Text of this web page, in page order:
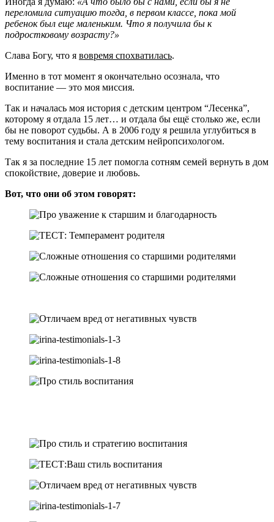
переломила ситуацию тогда, в первом классе, пока мой
ребенок был еще маленьким. Что я получила бы к
подростковому возрасту?»
Слава Богу, что я вовремя спохватилась.
Именно в тот момент я окончательно осознала, что
воспитание — это моя миссия.
Так и началась моя история с детским центром “Лесенка”,
которому я отдала 15 лет… и отдала бы ещё столько же, если
бы не поворот судьбы. А в 2006 году я решила углубиться в
тему воспитания и стала детским нейропсихологом.
Так я за последние 15 лет помогла сотням семей вернуть в дом
спокойствие, доверие и любовь.
Вот, что они об этом говорят: